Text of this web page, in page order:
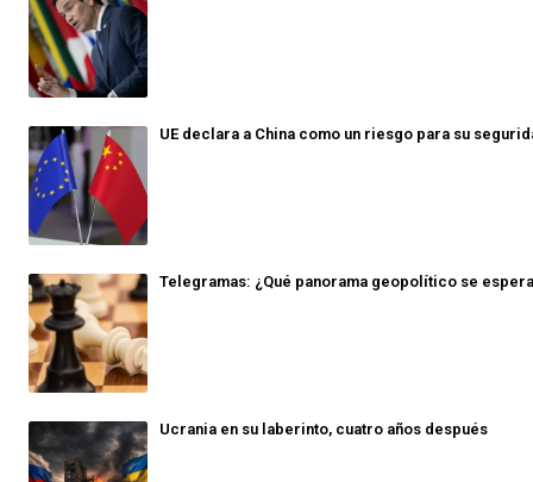
UE declara a China como un riesgo para su
Telegramas: ¿Qué panorama geopolítico se
Ucrania en su laberinto, cuatro años después